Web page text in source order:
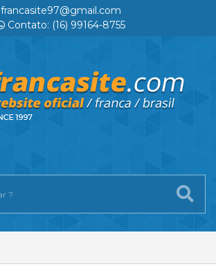
francasite97@gmail.com
Contato: (16) 99164-8755